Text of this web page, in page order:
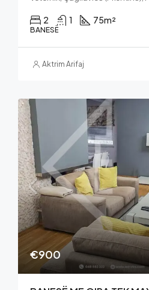
2 1 75m²
BANESË
Aktrim Arifaj
€900